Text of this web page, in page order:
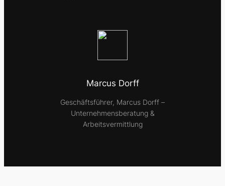
Marcus Dorff
Geschäftsführer, Marcus Dorff –
Unternehmensberatung &
Arbeitsvermittlung